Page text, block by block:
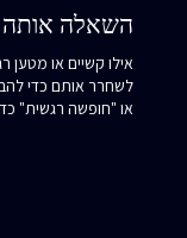
השאלה אותה
אילו קשיים או מטען
לשחרר אותם כדי
או "חופשה רגשית"